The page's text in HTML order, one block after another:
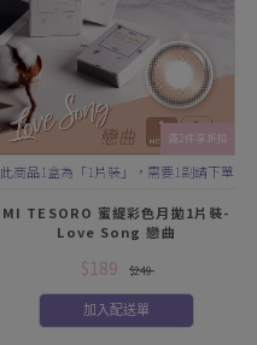
滿2件享折扣
此商品1盒為「1片裝」，需要1副請下單
2盒
MI TESORO 蜜緹彩色月拋1片裝-
Love Song 戀曲
$189 $249
加入配送單